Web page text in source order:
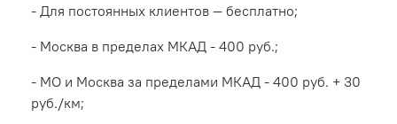
- Для постоянных клиентов — бесплатно;
- Москва в пределах МКАД - 400 руб.;
- МО и Москва за пределами МКАД - 400 руб. + 30
руб./км;